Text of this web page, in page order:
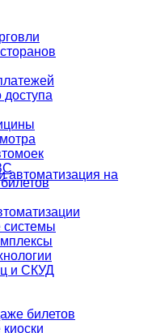
и СКУД
билетов